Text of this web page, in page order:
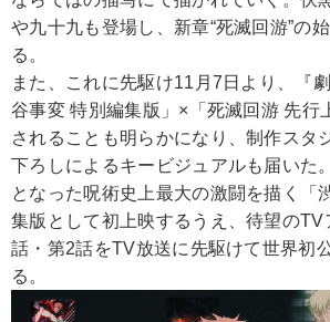
や九十九も登場し、新章“死滅回游”の
る。
また、これに先駆け11月7日より、『
谷事変 特別編集版」×「死滅回游 先行
されることも明らかになり、制作スタ
下ろしによるキービジュアルも届いた
となった呪術史上最大の激闘を描く「
集版として初上映するうえ、待望のTV
話・第2話をTV放送に先駆けて世界初
る。